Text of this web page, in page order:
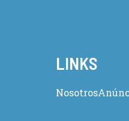
LINKS
Nosotros